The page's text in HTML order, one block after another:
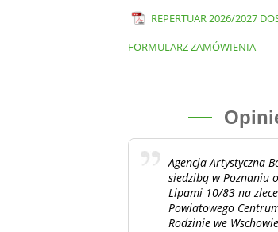
REPERTUAR 2026/2027
FORMULARZ ZAMÓWIENIA
Agencja Artystyczna
siedzibą w Poznaniu
Lipami 10/83 na
Powiatowego
Rodzinie we Wschowie